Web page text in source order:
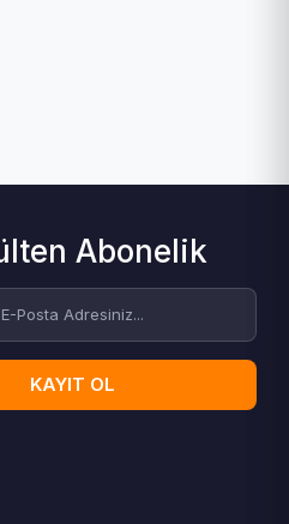
Abonelik
KAYIT OL